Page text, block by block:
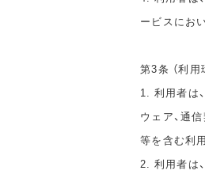
ービスにお
第3条 （利用
1. 利用者は
ウェア、通
等を含む利
2. 利用者は